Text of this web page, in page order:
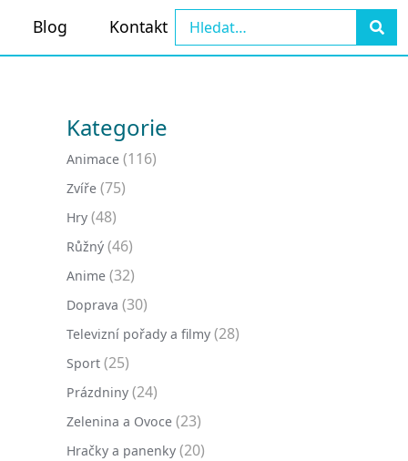
Blog Kontakt
Kategorie
Animace (116)
Zvíře (75)
Hry (48)
Růžný (46)
Anime (32)
Doprava (30)
Televizní pořady a filmy (28)
Sport (25)
Prázdniny (24)
Zelenina a Ovoce (23)
Hračky a panenky (20)